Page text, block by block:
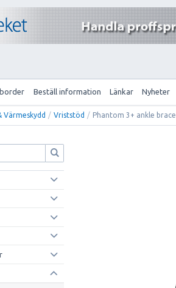
Beställ information Länkar Nyheter
Värmeskydd / Vriststöd / Phantom 3+ ankle brace